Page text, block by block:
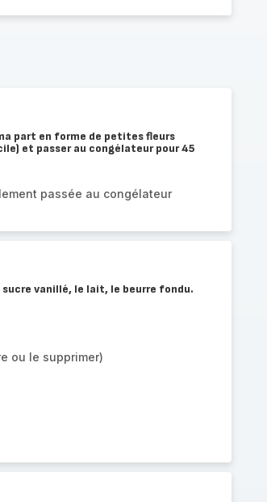
part en forme de petites fleurs
et passer au congélateur pour 45
passée au congélateur
vanillé, le lait, le beurre fondu.
ou le supprimer)